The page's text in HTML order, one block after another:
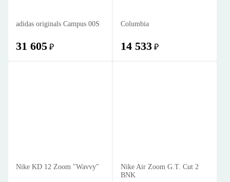
adidas originals Campus 00S
31 605 ₽
Columbia
14 533 ₽
Nike KD 12 Zoom "Wavvy"
Nike Air Zoom G.T. Cut 2
BNK